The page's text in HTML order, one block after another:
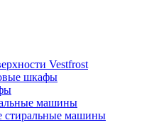
Vestfrost
шкафы
машины
стиральные машины